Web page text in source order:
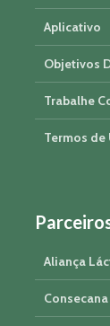
Aplicativo
Objetivos
Trabalhe
Termos de
Aliança